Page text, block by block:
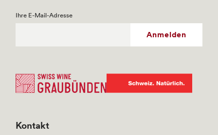
Ihre E-Mail-Adresse
Anmelden
Kontakt